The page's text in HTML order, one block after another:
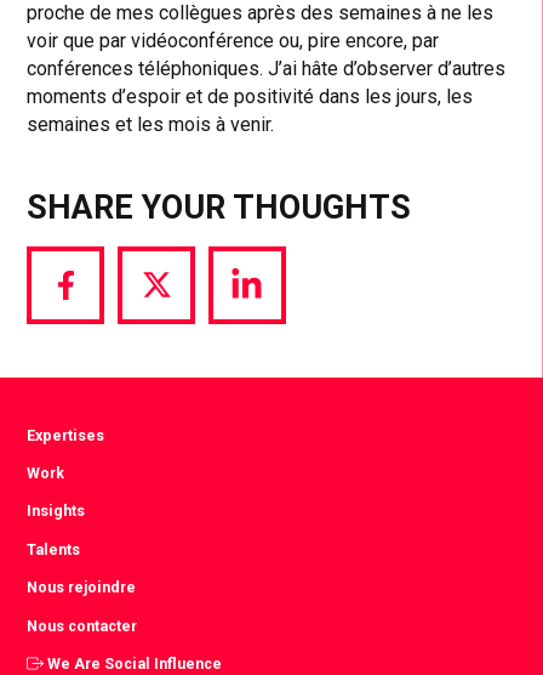
proche de mes collègues après des semaines à ne les
voir que par vidéoconférence ou, pire encore, par
conférences téléphoniques. J’ai hâte d’observer d’autres
moments d’espoir et de positivité dans les jours, les
semaines et les mois à venir.
SHARE YOUR THOUGHTS
Share
via
Share
via
Share
via
Expertises
Work
Insights
Talents
Nous rejoindre
Nous contacter
We Are Social Influence